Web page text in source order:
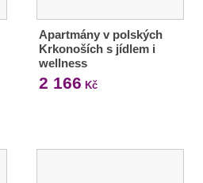
Apartmány v polských
Krkonoších s jídlem i
wellness
2 166 Kč